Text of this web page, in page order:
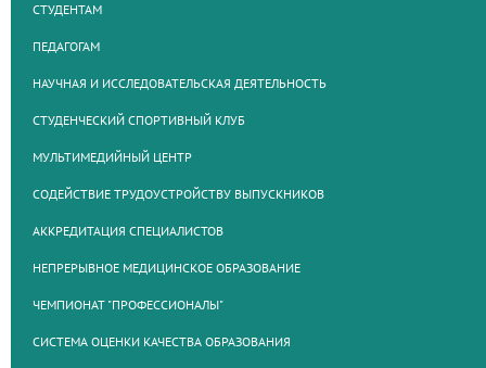
СТУДЕНТАМ
ПЕДАГОГАМ
НАУЧНАЯ И ИССЛЕДОВАТЕЛЬСКАЯ ДЕЯТЕЛЬНОСТЬ
СТУДЕНЧЕСКИЙ СПОРТИВНЫЙ КЛУБ
МУЛЬТИМЕДИЙНЫЙ ЦЕНТР
СОДЕЙСТВИЕ ТРУДОУСТРОЙСТВУ ВЫПУСКНИКОВ
АККРЕДИТАЦИЯ СПЕЦИАЛИСТОВ
НЕПРЕРЫВНОЕ МЕДИЦИНСКОЕ ОБРАЗОВАНИЕ
ЧЕМПИОНАТ "ПРОФЕССИОНАЛЫ"
СИСТЕМА ОЦЕНКИ КАЧЕСТВА ОБРАЗОВАНИЯ